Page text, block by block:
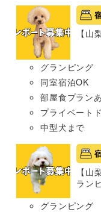
【山
グランピング
同室宿泊OK
部屋食プラン
プライベート
中型犬まで
【山
ラン
グランピング